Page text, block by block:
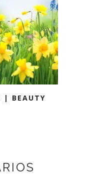
| BEAUTY